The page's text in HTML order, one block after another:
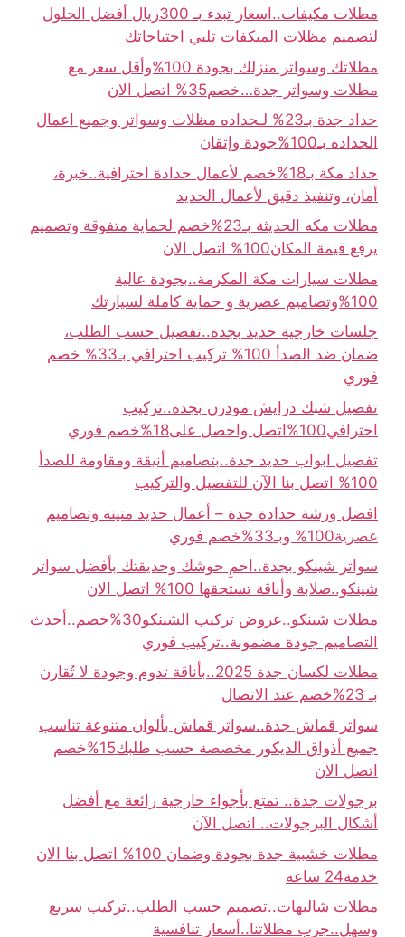
مظلات مكيفات..اسعار تبدء بـ 300ريال أفضل الحلول
لتصميم مظلات الميكفات تلبي احتياجاتك
مظلاتك وسواتر منزلك بجودة 100%وأقل سعر مع
مظلات وسواتر جدة…خصم35% اتصل الان
حداد جدة بـ23% لـحداده مظلات وسواتر وجميع اعمال
الحداده بـ100%جودة وإتقان
حداد مكة بـ18%خصم لأعمال حدادة احترافية..خبرة،
أمان، وتنفيذ دقيق لأعمال الحديد
مظلات مكه الحديثة بـ23%خصم لحماية متفوقة وتصميم
يرفع قيمة المكان100% اتصل الان
مظلات سيارات مكة المكرمة..بجودة عالية
100%وتصاميم عصرية و حماية كاملة لسيارتك
جلسات خارجية حديد بجدة..تفصيل حسب الطلب،
ضمان ضد الصدأ 100% تركيب احترافي بـ33% خصم
فوري
تفصيل شبك درايش مودرن بجدة..تركيب
احترافي100%اتصل واحصل على18%خصم فوري
تفصيل ابواب حديد جدة..بتصاميم أنيقة ومقاومة للصدأ
100% اتصل بنا الآن للتفصيل والتركيب
افضل ورشة حدادة جدة – أعمال حديد متينة وتصاميم
عصرية100% وبـ33%خصم فوري
سواتر شينكو بجدة..احمِ حوشك وحديقتك بأفضل سواتر
شينكو..صلابة وأناقة تستحقها 100% اتصل الان
مظلات شينكو..عروض تركيب الشينكو30%خصم..أحدث
التصاميم جودة مضمونة..تركيب فوري
مظلات لكسان جدة 2025..بأناقة تدوم وجودة لا تُقارن
بـ 23%خصم عند الاتصال
سواتر قماش جدة..سواتر قماش بألوان متنوعة تناسب
جميع أذواق الديكور مخصصة حسب طلبك15%خصم
اتصل الان
برجولات جدة.. تمتع بأجواء خارجية رائعة مع أفضل
أشكال البرجولات.. اتصل الآن
مظلات خشبية جدة بجودة وضمان 100% اتصل بنا الان
خدمة24 ساعه
مظلات شاليهات..تصميم حسب الطلب..تركيب سريع
وسهل..جرب مظلاتنا..أسعار تنافسية